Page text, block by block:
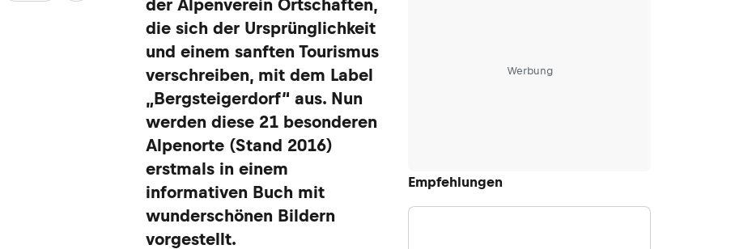
Werbung
Empfehlungen
der Alpenverein Ortschaften,
die sich der Ursprünglichkeit
und einem sanften Tourismus
verschreiben, mit dem Label
„Bergsteigerdorf“ aus. Nun
werden diese 21 besonderen
Alpenorte (Stand 2016)
erstmals in einem
informativen Buch mit
wunderschönen Bildern
vorgestellt.